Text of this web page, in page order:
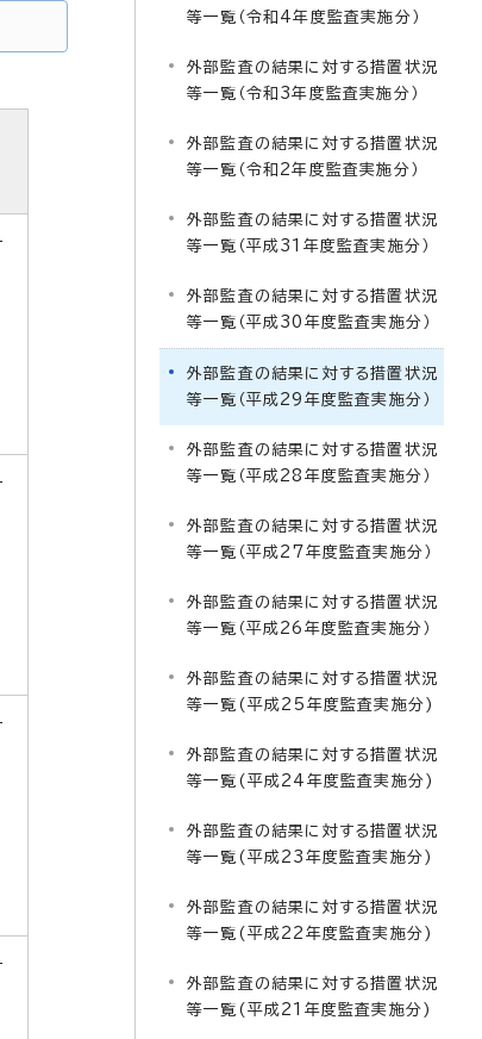
等一覧（令和4年度監査実施分）
外部監査の結果に対する措置状況
等一覧（令和3年度監査実施分）
外部監査の結果に対する措置状況
等一覧（令和2年度監査実施分）
外部監査の結果に対する措置状況
等一覧（平成31年度監査実施分）
外部監査の結果に対する措置状況
等一覧（平成30年度監査実施分）
外部監査の結果に対する措置状況
等一覧（平成29年度監査実施分）
外部監査の結果に対する措置状況
等一覧（平成28年度監査実施分）
外部監査の結果に対する措置状況
等一覧（平成27年度監査実施分）
外部監査の結果に対する措置状況
等一覧（平成26年度監査実施分）
外部監査の結果に対する措置状況
等一覧(平成25年度監査実施分)
外部監査の結果に対する措置状況
等一覧(平成24年度監査実施分)
外部監査の結果に対する措置状況
等一覧(平成23年度監査実施分)
外部監査の結果に対する措置状況
等一覧(平成22年度監査実施分)
外部監査の結果に対する措置状況
等一覧(平成21年度監査実施分)